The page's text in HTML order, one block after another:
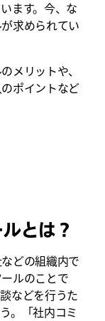
種類があります。
メリットとその解
す。
ます。今、な
求められてい
メリットや、
ポイントなど
とは？
どの組織内で
ルのことで
などを行うた
。「社内コミ